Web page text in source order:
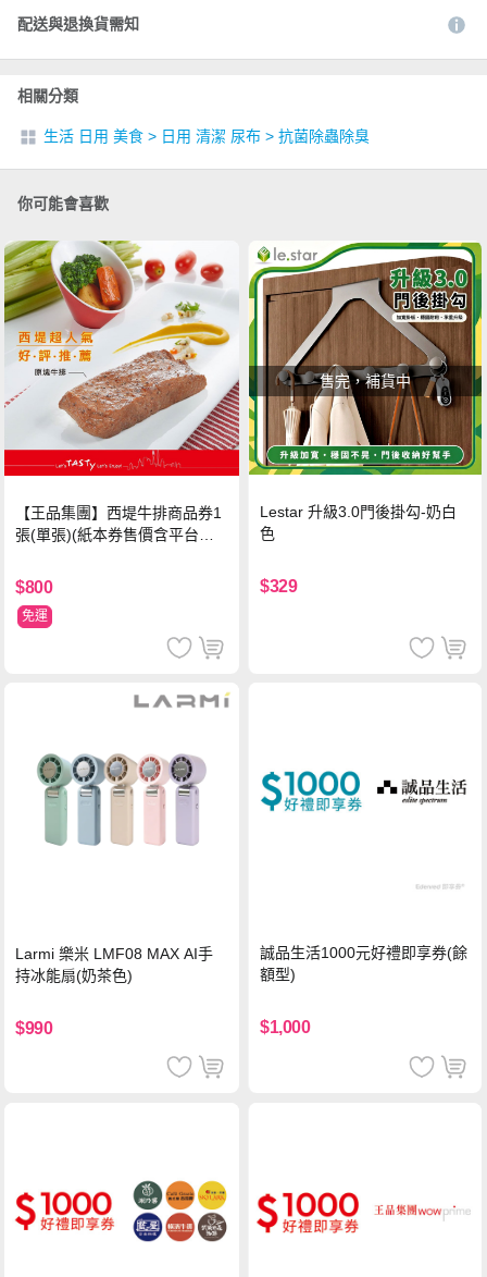
配送與退換貨需知
相關分類
生活 日用 美食 > 日用 清潔 尿布 > 抗菌除蟲除臭
你可能會喜歡
【王品集團】西堤牛排商品券1
張(單張)(紙本券售價含平台物
$800
免運
售完，補貨中
Lestar 升級3.0門後掛勾-奶白
色
$329
Larmi 樂米 LMF08 MAX AI手
持冰能扇(奶茶色)
$990
誠品生活1000元好禮即享券(餘
額型)
$1,000